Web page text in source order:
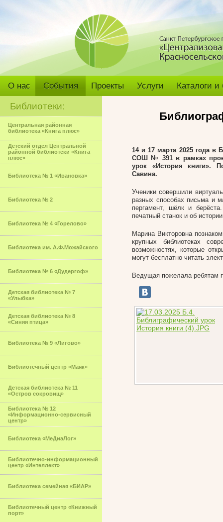
О нас События Проекты Услуги Каталоги
Библиотеки:
Центральная районная
библиотека «Книга плюс»
Детский отдел Центральной
районной библиотеки «Книга
плюс»
Библиотека № 1 «Ивановка»
Библиотека № 2
Библиотека № 4 «Горелово»
Библиотека им. А.Ф.Можайского
Библиотека № 6 «Дудергоф»
Детская библиотека № 7
«Улыбка»
Детская библиотека № 8
«Синяя птица»
Библиотека № 9 «Лигово»
Библиотечный центр «Маяк»
Детская библиотека № 11
«Остров сокровищ»
Библиотека № 12
«Информационно-сервисный
центр»
Библиотека «МеДиаЛог»
Библиотечно-информационный
центр «Интеллект»
Библиотека семейная «БИАР»
Библиотечный центр «Книжный
порт»
14 и 17 марта 2025 года в
СОШ № 391 в рамках
урок «История книги».
Савина.
Ученики совершили
разных способах письма и
пергамент, шёлк и
печатный станок и об
Марина Викторовна
крупных библиотеках
возможностях, которые
могут бесплатно читать
Ведущая пожелала ребятам